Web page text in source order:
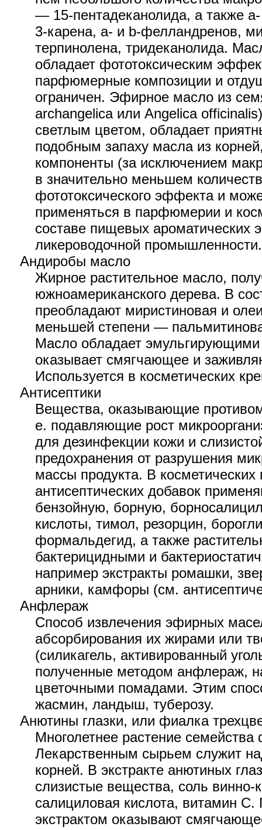
— 15-пентадеканолида, а также
3-карена, a- и b-фелландренов,
терпинолена, тридеканолида.
обладает фототоксическим
парфюмерные композиции и
ограничен. Эфирное масло из
archangelica или Angelica
светлым цветом, обладает
подобным запаху масла из
компоненты (за исключением
в значительно меньшем
фототоксического эффекта и
применяться в парфюмерии и
составе пищевых ароматических
ликероводочной промышленности.
Андиробы масло
Жирное растительное масло,
южноамериканского дерева. В
преобладают миристиновая и
меньшей степени —
Масло обладает
оказывает смягчающее и
Используется в косметических
Антисептики
Вещества, оказывающие
е. подавляющие рост
для дезинфекции кожи и
предохранения от разрушения
массы продукта. В косметических
антисептических добавок
бензойную, борную,
кислоты, тимол, резорцин,
формальдегид, а также
бактерицидными и
например экстракты ромашки,
арники, камфоры (см.
Анфлераж
Способ извлечения эфирных
абсорбирования их жирами или
(силикагель, активированный
полученные методом анфлераж,
цветочными помадами. Этим
жасмин, ландыш, туберозу.
Анютины глазки, или фиалка
Многолетнее растение
Лекарственным сырьем служит
корней. В экстракте анютиных
слизистые вещества, соль винно-
салициловая кислота, витамин С.
экстрактом оказывают